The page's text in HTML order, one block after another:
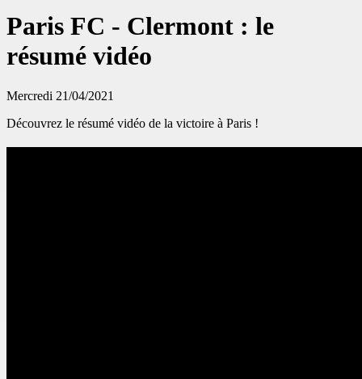
Paris FC - Clermont : le
résumé vidéo
Mercredi 21/04/2021
Découvrez le résumé vidéo de la victoire à Paris !